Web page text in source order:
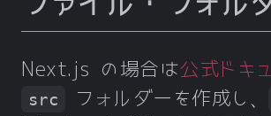
Next.js の場合は公式ドキ
src
フォルダーを作成し、